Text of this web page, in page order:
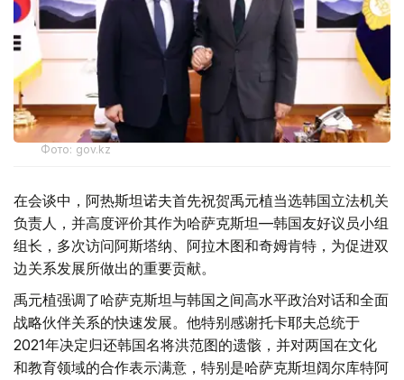
Фото: gov.kz
在会谈中，阿热斯坦诺夫首先祝贺禹元植当选韩国立法机关
负责人，并高度评价其作为哈萨克斯坦—韩国友好议员小组
组长，多次访问阿斯塔纳、阿拉木图和奇姆肯特，为促进双
边关系发展所做出的重要贡献。
禹元植强调了哈萨克斯坦与韩国之间高水平政治对话和全面
战略伙伴关系的快速发展。他特别感谢托卡耶夫总统于
2021年决定归还韩国名将洪范图的遗骸，并对两国在文化
和教育领域的合作表示满意，特别是哈萨克斯坦阔尔库特阿